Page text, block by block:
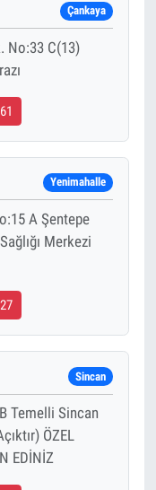
Çankaya
No:33 C(13)
Yenimahalle
A Şentepe
Merkezi
Sincan
Temelli Sincan
ÖZEL
EDİNİZ